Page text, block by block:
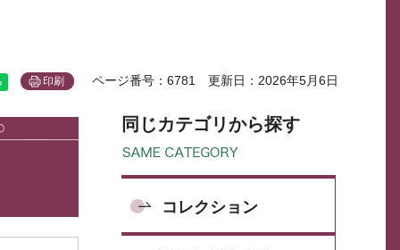
印刷 ページ番号：6781 更新日：2026年5月6日
同じカテゴリから探す
コレクション